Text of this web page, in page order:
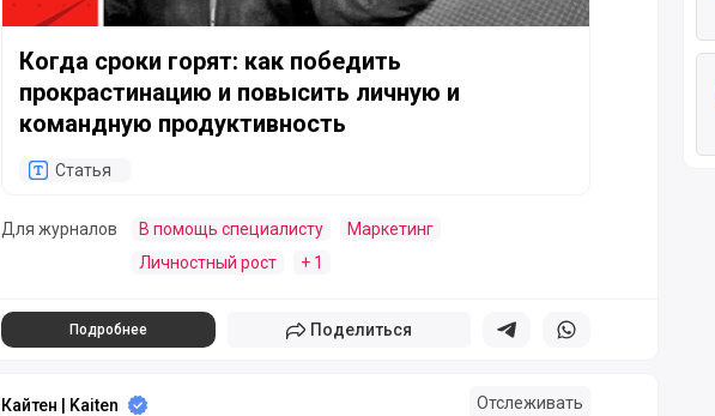
Когда сроки горят: как победить
прокрастинацию и повысить личную и
командную продуктивность
Статья
Для журналов В помощь специалисту
Маркетинг
Личностный рост
+ 1
Подробнее Поделиться Поделиться в телеграм
Поделиться в whatsapp
Кайтен | Kaiten
Отслеживать